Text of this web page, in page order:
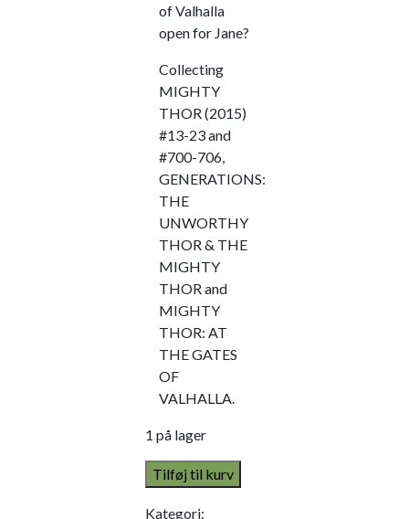
of Valhalla
open for Jane?
Collecting
MIGHTY
THOR (2015)
#13-23 and
#700-706,
GENERATIONS:
THE
UNWORTHY
THOR & THE
MIGHTY
THOR and
MIGHTY
THOR: AT
THE GATES
OF
VALHALLA.
1 på lager
Tilføj til kurv
Kategori: